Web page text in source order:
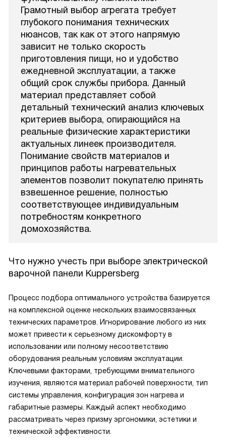
Грамотный выбор агрегата требует
глубокого понимания технических
нюансов, так как от этого напрямую
зависит не только скорость
приготовления пищи, но и удобство
ежедневной эксплуатации, а также
общий срок службы прибора. Данный
материал представляет собой
детальный технический анализ ключевых
критериев выбора, опирающийся на
реальные физические характеристики
актуальных линеек производителя.
Понимание свойств материалов и
принципов работы нагревательных
элементов позволит покупателю принять
взвешенное решение, полностью
соответствующее индивидуальным
потребностям конкретного
домохозяйства.
Что нужно учесть при выборе электрической
варочной панели Kuppersberg
Процесс подбора оптимального устройства базируется
на комплексной оценке нескольких взаимосвязанных
технических параметров. Игнорирование любого из них
может привести к серьезному дискомфорту в
использовании или полному несоответствию
оборудования реальным условиям эксплуатации.
Ключевыми факторами, требующими внимательного
изучения, являются материал рабочей поверхности, тип
системы управления, конфигурация зон нагрева и
габаритные размеры. Каждый аспект необходимо
рассматривать через призму эргономики, эстетики и
технической эффективности.